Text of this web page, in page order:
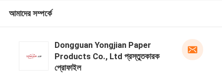
আমাদের সম্পর্কে
Dongguan Yongjian Paper
Products Co., Ltd প্রস্তুতকারক
প্রোফাইল